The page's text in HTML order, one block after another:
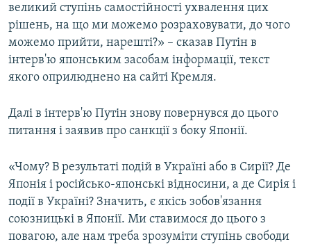
Усі сайти RFE/RL
великий ступінь самостійності ухвалення цих
рішень, на що ми можемо розраховувати, до чого
можемо прийти, нарешті?» – сказав Путін в
інтерв'ю японським засобам інформації, текст
якого оприлюднено на сайті Кремля.
Далі в інтерв'ю Путін знову повернувся до цього
питання і заявив про санкції з боку Японії.
«Чому? В результаті подій в Україні або в Сирії? Де
Японія і російсько-японські відносини, а де Сирія і
події в Україні? Значить, є якісь зобов'язання
союзницькі в Японії. Ми ставимося до цього з
повагою, але нам треба зрозуміти ступінь свободи